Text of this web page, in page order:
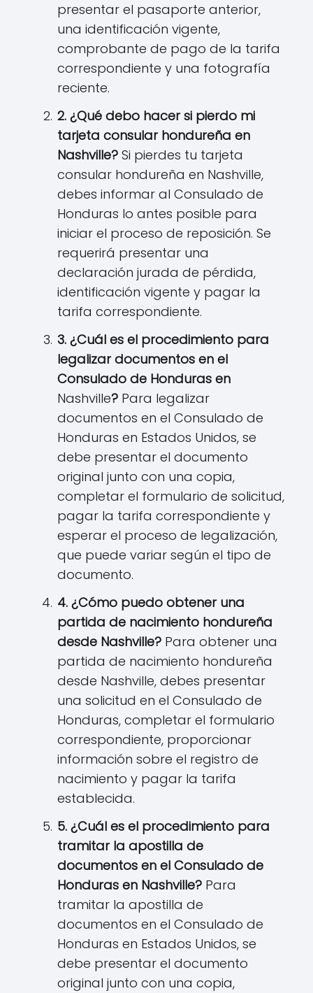
presentar el pasaporte anterior,
una identificación vigente,
comprobante de pago de la tarifa
correspondiente y una fotografía
reciente.
2. ¿Qué debo hacer si pierdo mi
tarjeta consular hondureña en
Nashville? Si pierdes tu tarjeta
consular hondureña en Nashville,
debes informar al Consulado de
Honduras lo antes posible para
iniciar el proceso de reposición. Se
requerirá presentar una
declaración jurada de pérdida,
identificación vigente y pagar la
tarifa correspondiente.
3. ¿Cuál es el procedimiento para
legalizar documentos en el
Consulado de Honduras en
Nashville? Para legalizar
documentos en el Consulado de
Honduras en Estados Unidos, se
debe presentar el documento
original junto con una copia,
completar el formulario de solicitud,
pagar la tarifa correspondiente y
esperar el proceso de legalización,
que puede variar según el tipo de
documento.
4. ¿Cómo puedo obtener una
partida de nacimiento hondureña
desde Nashville? Para obtener una
partida de nacimiento hondureña
desde Nashville, debes presentar
una solicitud en el Consulado de
Honduras, completar el formulario
correspondiente, proporcionar
información sobre el registro de
nacimiento y pagar la tarifa
establecida.
5. ¿Cuál es el procedimiento para
tramitar la apostilla de
documentos en el Consulado de
Honduras en Nashville? Para
tramitar la apostilla de
documentos en el Consulado de
Honduras en Estados Unidos, se
debe presentar el documento
original junto con una copia,